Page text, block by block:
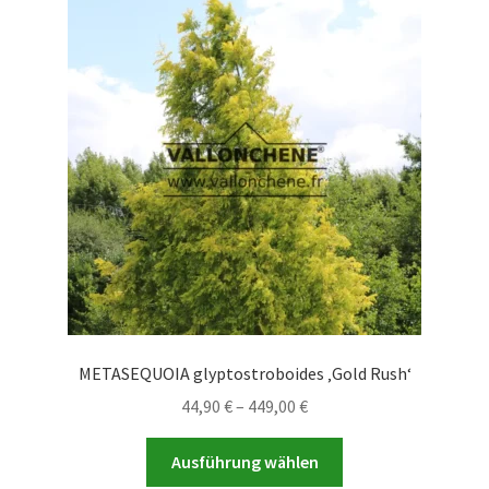
Die
Produktseite
gewählt
werden
METASEQUOIA glyptostroboides ‚Gold Rush‘
44,90 €– 449,00 €Preisspanne:
44,90 €
bis
Ausführung wählen